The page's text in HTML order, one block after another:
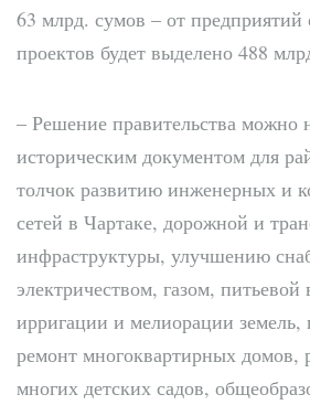
63 млрд. сумов – от предприятий
проектов будет выделено 488
– Решение правительства можно
историческим документом для
толчок развитию инженерных и
сетей в Чартаке, дорожной и
инфраструктуры, улучшению
электричеством, газом,
ирригации и мелиорации земель,
ремонт многоквартирных домов,
многих детских садов,